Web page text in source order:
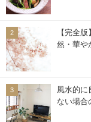
【完全
然・華や
風水的に
ない場合